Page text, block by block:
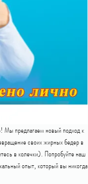
Мы предлагаем новый подход к
своих жирных бедер в
в колечки). Попробуйте наш
опыт, который вы никогда